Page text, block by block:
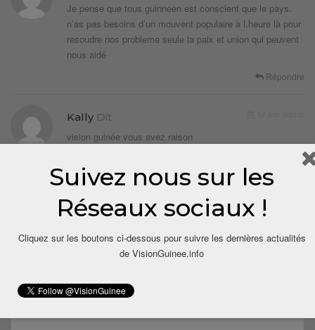
Je pense que tous guinneen est conscient que le pays.
n’as pas besoins d’un mouvent populaire à l.heure là pour
resoudre nos probleme seule la paix et union qui peuvent
nous aidé
Répondre
Kally Dit
vision guinée vous avez raison
Répondre
LAISSER UN COMMENTAIRE
Votre adresse email ne sera pas publiée.
Suivez nous sur les
Réseaux sociaux !
Cliquez sur les boutons ci-dessous pour suivre les dernières actualités
de VisionGuinee.info